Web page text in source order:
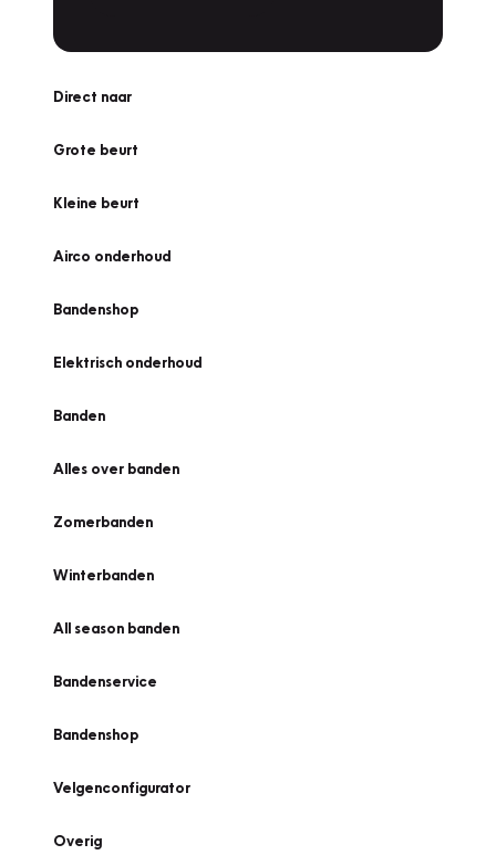
Direct naar
Grote beurt
Kleine beurt
Airco onderhoud
Bandenshop
Elektrisch onderhoud
Banden
Alles over banden
Zomerbanden
Winterbanden
All season banden
Bandenservice
Bandenshop
Velgenconfigurator
Overig